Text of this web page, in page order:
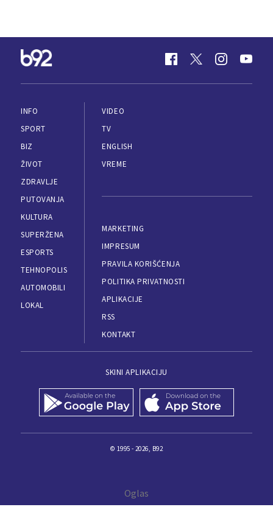
INFO
SPORT
BIZ
ŽIVOT
ZDRAVLJE
PUTOVANJA
KULTURA
SUPERŽENA
ESPORTS
TEHNOPOLIS
AUTOMOBILI
LOKAL
VIDEO
TV
ENGLISH
VREME
MARKETING
IMPRESUM
PRAVILA KORIŠĆENJA
POLITIKA PRIVATNOSTI
APLIKACIJE
RSS
KONTAKT
SKINI APLIKACIJU
© 1995 - 2026, B92